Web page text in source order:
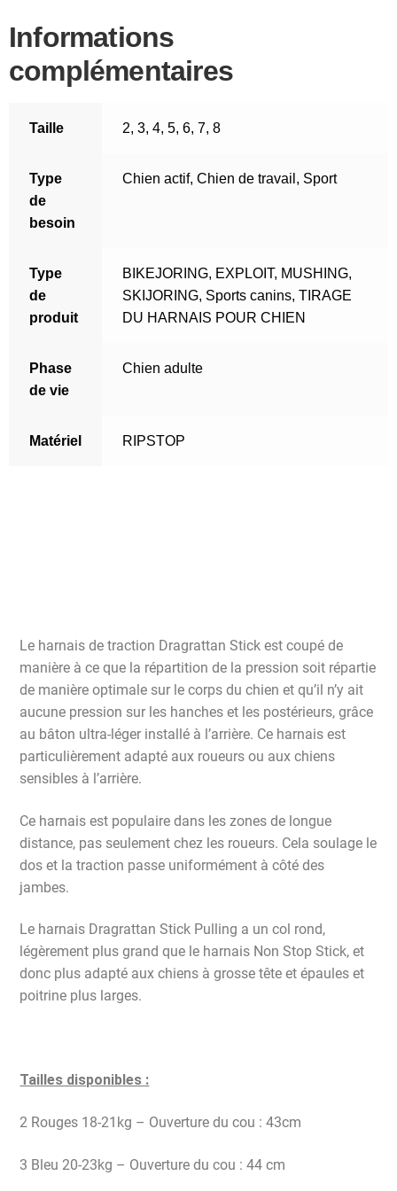
Informations
complémentaires
Taille 2, 3, 4, 5, 6, 7, 8
Type
de
besoin
Chien actif, Chien de travail , Sport
Type
de
produit
BIKEJORING, EXPLOIT, MUSHING,
SKIJORING, Sports canins, TIRAGE
DU HARNAIS POUR CHIEN
Phase
de vie
Chien adulte
Matériel RIPSTOP
Le harnais de traction Dragrattan Stick est coupé de
manière à ce que la répartition de la pression soit répartie
de manière optimale sur le corps du chien et qu’il n’y ait
aucune pression sur les hanches et les postérieurs, grâce
au bâton ultra-léger installé à l’arrière. Ce harnais est
particulièrement adapté aux roueurs ou aux chiens
sensibles à l’arrière.
Ce harnais est populaire dans les zones de longue
distance, pas seulement chez les roueurs. Cela soulage le
dos et la traction passe uniformément à côté des
jambes.
Le harnais Dragrattan Stick Pulling a un col rond,
légèrement plus grand que le harnais Non Stop Stick, et
donc plus adapté aux chiens à grosse tête et épaules et
poitrine plus larges.
Tailles disponibles :
2 Rouges 18-21kg – Ouverture du cou : 43cm
3 Bleu 20-23kg – Ouverture du cou : 44 cm